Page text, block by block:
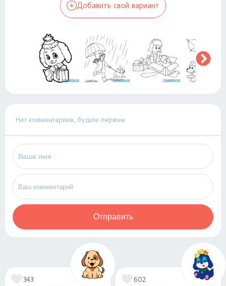
Добавить свой вариант
Нет комментариев, будьте первым
Отправить
343 602